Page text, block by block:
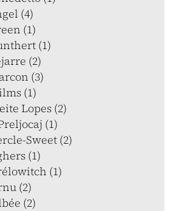
(4)
(1)
(1)
(2)
(3)
(1)
Lopes (2)
(1)
Sweet (2)
(1)
(1)
(2)
(2)